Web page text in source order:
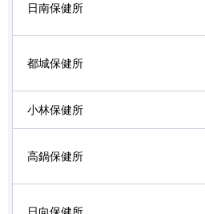
日南保健所
都城保健所
小林保健所
高鍋保健所